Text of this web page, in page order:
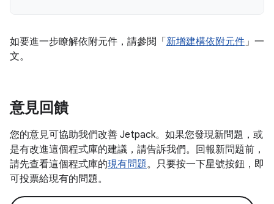
如要進一步瞭解依附元件，請參閱「 新增建構依附元件」一
文。
意見回饋
您的意見可協助我們改善 Jetpack。如果您發現新問題，或
是有改進這個程式庫的建議，請告訴我們。回報新問題前，
請先查看這個程式庫的現有問題。只要按一下星號按鈕，即
可投票給現有的問題。